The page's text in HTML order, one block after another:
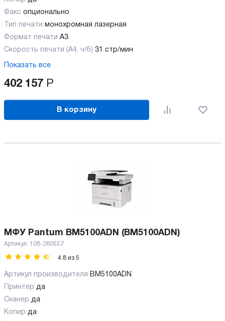
Факс опционально
Тип печати
монохромная лазерная
Формат печати A3
Скорость печати (А4, ч/б) 31 стр/мин
Показать все
402 157 Р
В корзину
МФУ Pantum BM5100ADN (BM5100ADN)
Артикул: 108-280557
4.8 из 5
Артикул производителя BM5100ADN
Принтер да
Сканер да
Копир да